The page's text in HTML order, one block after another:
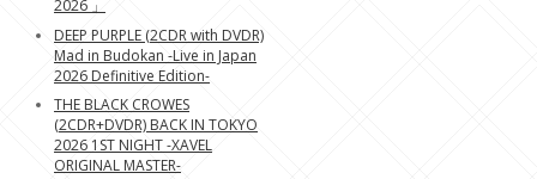
2026 」
DEEP PURPLE (2CDR with DVDR)
Mad in Budokan -Live in Japan
2026 Definitive Edition-
THE BLACK CROWES
(2CDR+DVDR) BACK IN TOKYO
2026 1ST NIGHT -XAVEL
ORIGINAL MASTER-